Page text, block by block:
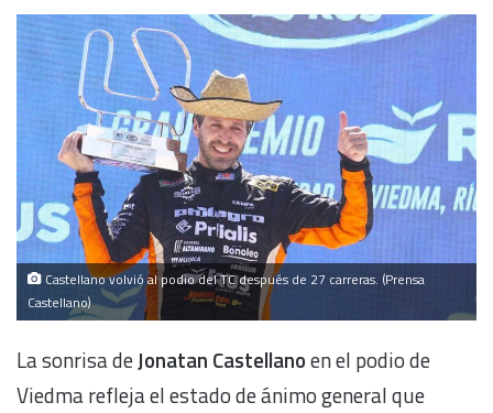
Castellano volvió al podio del TC después de 27 carreras. (Prensa
Castellano)
La sonrisa deJonatan Castellanoen el podio de
Viedma refleja el estado de ánimo general que